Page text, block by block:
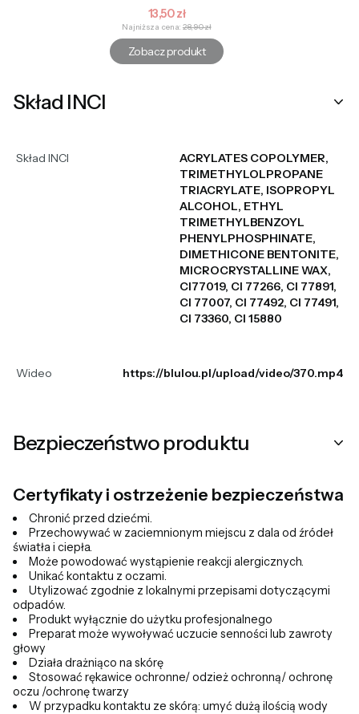
Cena promocyjna
13,50 zł
Najniższa cena: 28,90 zł
Zobacz produkt
Skład INCI
Skład INCI
ACRYLATES COPOLYMER,
TRIMETHYLOLPROPANE
TRIACRYLATE, ISOPROPYL
ALCOHOL, ETHYL
TRIMETHYLBENZOYL
PHENYLPHOSPHINATE,
DIMETHICONE BENTONITE,
MICROCRYSTALLINE WAX,
CI77019, CI 77266, CI 77891,
CI 77007, CI 77492, CI 77491,
CI 73360, CI 15880
Wideo https://blulou.pl/upload/video/370.mp4
Bezpieczeństwo produktu
Certyfikaty i ostrzeżenie bezpieczeństwa
Chronić przed dziećmi.
Przechowywać w zaciemnionym miejscu z dala od źródeł
światła i ciepła.
Może powodować wystąpienie reakcji alergicznych.
Unikać kontaktu z oczami.
Utylizować zgodnie z lokalnymi przepisami dotyczącymi
odpadów.
Produkt wyłącznie do użytku profesjonalnego
Preparat może wywoływać uczucie senności lub zawroty
głowy
Działa drażniąco na skórę
Stosować rękawice ochronne/ odzież ochronną/ ochronę
oczu /ochronę twarzy
W przypadku kontaktu ze skórą: umyć dużą ilością wody